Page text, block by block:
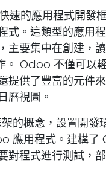
速的應用程式開發
式。這類型的應用
主要集中在創建，
。 Odoo 不僅可以
提供了豐富的元件
曆視圖。
的概念，設置開發
應用程式。建構了
對程式進行測試，